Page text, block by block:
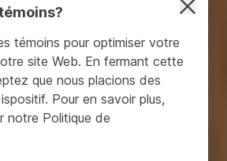
témoins pour optimiser votre
site Web. En fermant cette
que nous placions des
Pour en savoir plus,
notre Politique de